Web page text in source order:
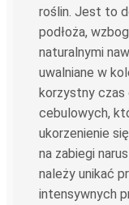
roślin. Jest to
podłoża,
naturalnymi
uwalniane w
korzystny czas
cebulowych,
ukorzenienie
na zabiegi
należy unikać
intensywnych